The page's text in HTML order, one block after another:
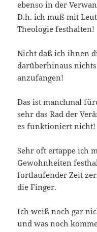
ebenso in der
D.h. ich muß mit
Theologie festhalten!
Nicht daß ich ihnen
darüberhinaus
anzufangen!
Das ist manchmal
sehr das Rad der
es funktioniert nicht!
Sehr oft ertappe ich
Gewohnheiten
fortlaufender Zeit
die Finger.
Ich weiß noch gar
und was noch